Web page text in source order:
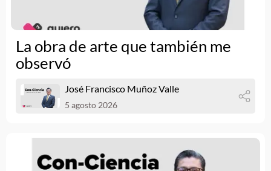
La obra de arte que también me
observó
José Francisco Muñoz Valle
5 agosto 2026